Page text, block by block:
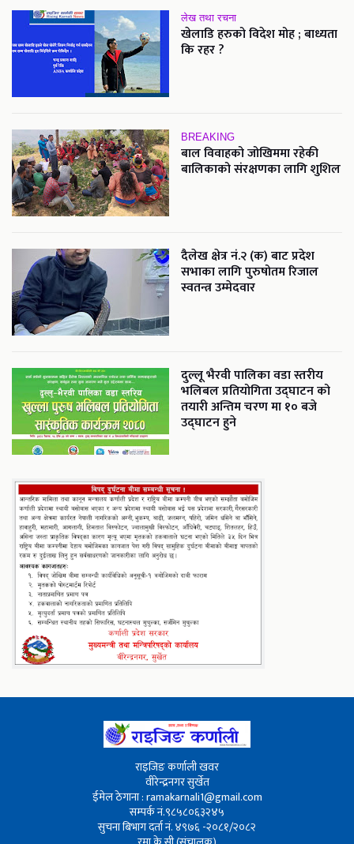
लेख तथा रचना
खेलाडि हरुको विदेश मोह ; बाध्यता
कि रहर ?
BREAKING
बाल विवाहको जोखिममा रहेकी
बालिकाको संरक्षणका लागि शुशिल
दैलेख क्षेत्र नं.२ (क) बाट प्रदेश
सभाका लागि पुरुषोतम रिजाल
स्वतन्त्र उम्मेदवार
दुल्लू भैरवी पालिका वडा स्तरीय
भलिबल प्रतियोगिता उद्घाटन को
तयारी अन्तिम चरण मा १० बजे
उद्घाटन हुने
राइजिङ कर्णाली खवर
वीरेन्द्रनगर सुर्खेत
ईमेल ठेगाना : ramakarnali1@gmail.com
सम्पर्क नं.९८५८०६३२४५
सुचना बिभाग दर्ता नं. ४९७६ -२०८१/२०८२